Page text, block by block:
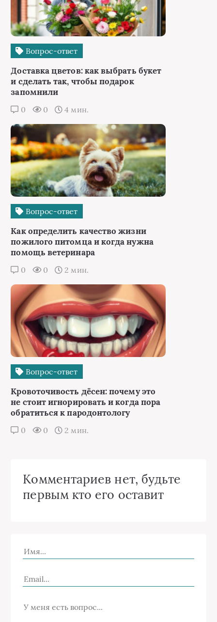
Вопрос-ответ
Доставка цветов: как выбрать букет
и сделать так, чтобы подарок
запомнили
0 0 4 мин.
Вопрос-ответ
Как определить качество жизни
пожилого питомца и когда нужна
помощь ветеринара
0 0 2 мин.
Вопрос-ответ
Кровоточивость дёсен: почему это
не стоит игнорировать и когда пора
обратиться к пародонтологу
0 0 2 мин.
Комментариев нет, будьте
первым кто его оставит